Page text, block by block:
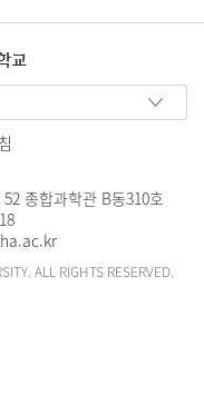
교
종합과학관 B동310호
ALL RIGHTS RESERVED.